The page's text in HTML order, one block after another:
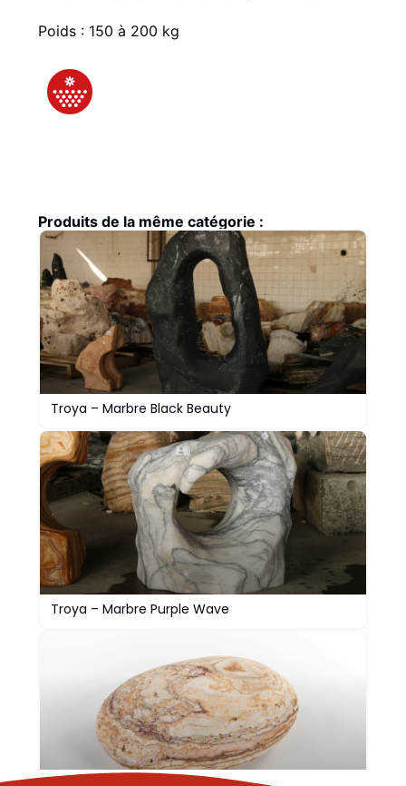
Poids : 150 à 200 kg
Produits de la même catégorie :
Troya – Marbre Black Beauty
Troya – Marbre Purple Wave